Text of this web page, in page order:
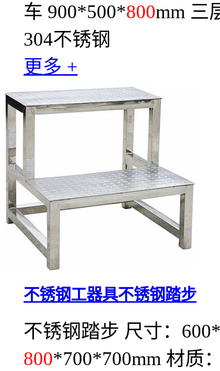
车 900*500*800mm 三
304不锈钢
更多 +
不锈钢工器具不锈钢踏步
不锈钢踏步 尺寸：
800*700*700mm 材质